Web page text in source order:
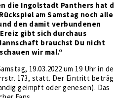
die Ingolstadt Panthers hat
am Samstag noch alle
den damit verbundenen
gibt sich durchaus
brauchst Du nicht
wir mal.“
19.03.2022 um 19 Uhr in
173, statt. Der Eintritt
geimpft oder genesen). Das